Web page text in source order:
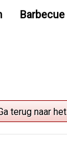
Barbecue
terug naar het